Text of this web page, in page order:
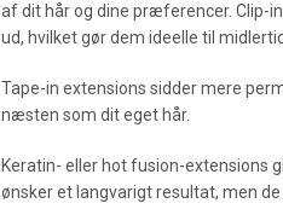
af dit hår og dine præferencer. Clip-
ud, hvilket gør dem ideelle til
Tape-in extensions sidder mere
næsten som dit eget hår.
Keratin- eller hot fusion-extensions
ønsker et langvarigt resultat, men